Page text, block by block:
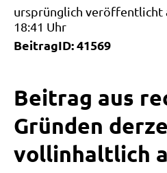
ursprünglich veröffentlicht
18:41 Uhr
BeitragID: 41569
Beitrag aus
Gründen
vollinhaltlich